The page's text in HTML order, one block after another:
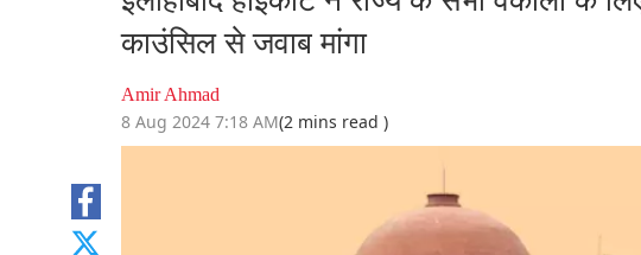
काउंसिल से जवाब मांगा
Amir Ahmad
8 Aug 2024 7:18 AM(2 mins read )